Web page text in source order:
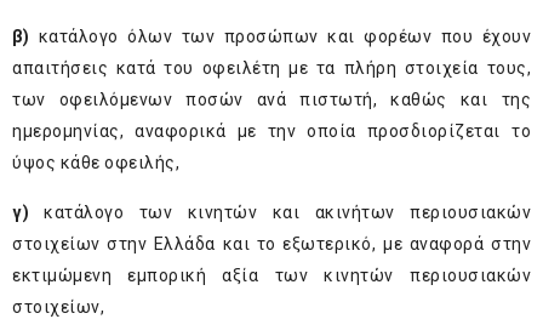
β) κατάλογο όλων των προσώπων και φορέων που έχουν
απαιτήσεις κατά του οφειλέτη με τα πλήρη στοιχεία τους,
των οφειλόμενων ποσών ανά πιστωτή, καθώς και της
ημερομηνίας, αναφορικά με την οποία προσδιορίζεται το
ύψος κάθε οφειλής,
γ) κατάλογο των κινητών και ακινήτων περιουσιακών
στοιχείων στην Ελλάδα και το εξωτερικό, με αναφορά στην
εκτιμώμενη εμπορική αξία των κινητών περιουσιακών
στοιχείων,